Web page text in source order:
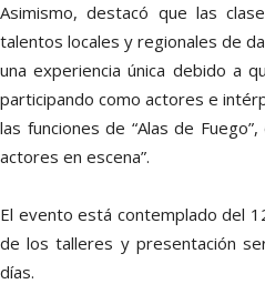
Asimismo, destacó que las
talentos locales y regionales de
una experiencia única debido a
participando como actores e
las funciones de “Alas de
actores en escena”.
El evento está contemplado del
de los talleres y presentación
días.